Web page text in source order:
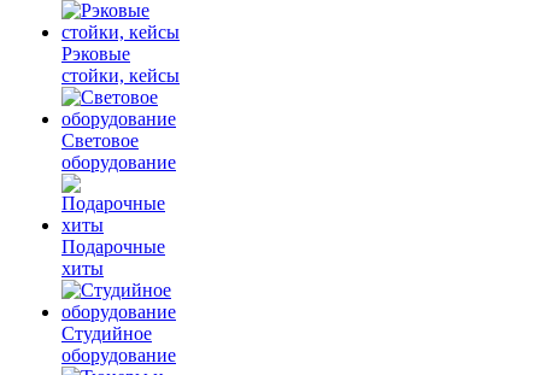
Рэковые
стойки, кейсы
Световое
оборудование
Подарочные
хиты
Студийное
оборудование